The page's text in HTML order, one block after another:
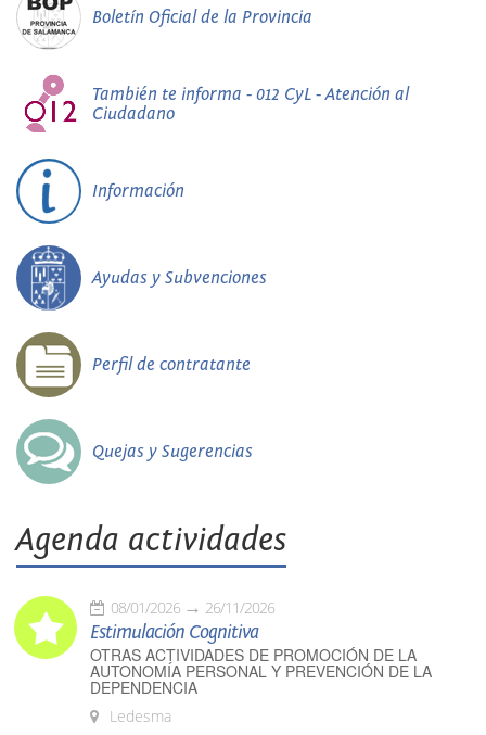
Boletín Oficial de la Provincia
También te informa - 012 CyL - Atención al
Ciudadano
Información
Ayudas y Subvenciones
Perfil de contratante
Quejas y Sugerencias
Agenda actividades
08/01/2026 26/11/2026
Estimulación Cognitiva
OTRAS ACTIVIDADES DE PROMOCIÓN DE LA
AUTONOMÍA PERSONAL Y PREVENCIÓN DE LA
DEPENDENCIA
Ledesma